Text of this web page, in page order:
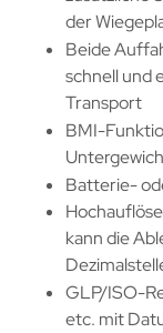
der
Beide
schnell und
Transport
BMI-
Batterie-
kann die
GLP/ISO-
etc. mit